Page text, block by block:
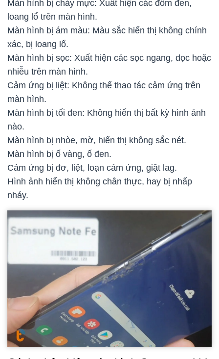
Màn hình bị chảy mực: Xuất hiện các đốm đen,
loang lổ trên màn hình.
Màn hình bị ám màu: Màu sắc hiển thị không chính
xác, bị loang lổ.
Màn hình bị sọc: Xuất hiện các sọc ngang, dọc hoặc
nhiễu trên màn hình.
Cảm ứng bị liệt: Không thể thao tác cảm ứng trên
màn hình.
Màn hình bị tối đen: Không hiển thị bất kỳ hình ảnh
nào.
Màn hình bị nhòe, mờ, hiển thị không sắc nét.
Màn hình bị ố vàng, ố đen.
Cảm ứng bị đơ, liệt, loạn cảm ứng, giật lag.
Hình ảnh hiển thị không chân thực, hay bị nhấp
nháy.